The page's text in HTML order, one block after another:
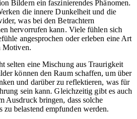
Bildern ein faszinierendes Phänomen.
die innere Dunkelheit und die
was bei den Betrachtern
hervorrufen kann. Viele fühlen sich
angesprochen oder erleben eine Art
Motiven.
selten eine Mischung aus Traurigkeit
können den Raum schaffen, um über
und darüber zu reflektieren, was für
sein kann. Gleichzeitig gibt es auch
Ausdruck bringen, dass solche
zu belastend empfunden werden.